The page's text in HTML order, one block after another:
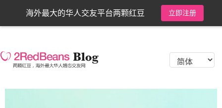
海外最大的华人交友平台两颗红豆 立即注册